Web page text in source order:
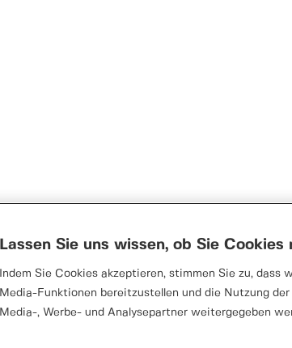
Lassen Sie uns wissen, ob Sie Cookies
Indem Sie Cookies akzeptieren, stimmen Sie zu,
Media-Funktionen bereitzustellen und die Nutzung
Media-, Werbe- und Analysepartner weitergegeben